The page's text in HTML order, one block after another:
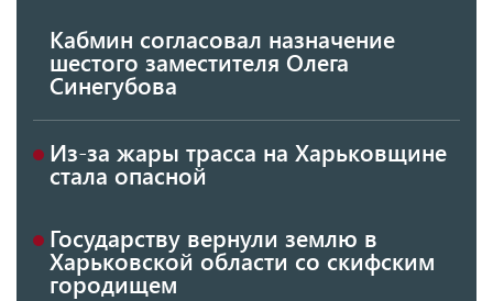
Кабмин согласовал назначение
шестого заместителя Олега
Синегубова
Из-за жары трасса на Харьковщине
стала опасной
Государству вернули землю в
Харьковской области со скифским
городищем